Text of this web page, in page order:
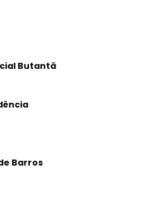
Butantã
Barros